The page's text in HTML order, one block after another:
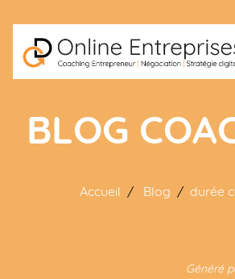
BLOG
Accueil Blog durée
Généré